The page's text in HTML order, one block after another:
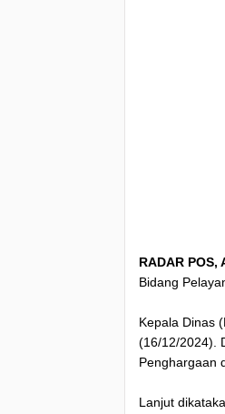
RADAR POS,
Bidang
Kepala Dinas
(16/12/2024).
Penghargaan
Lanjut